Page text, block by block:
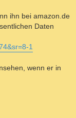
ihn bei amazon.de
Daten
1
wenn er in